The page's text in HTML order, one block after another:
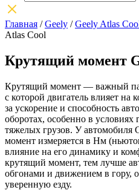
Главная /Geely /Geely Atlas
Atlas Cool
Крутящий момент
Крутящий момент — важный
с которой двигатель влияет на
за ускорение и способность
оборотах, особенно в условиях
тяжелых грузов. У автомобиля
момент измеряется в Нм
влияние на его динамику и
крутящий момент, тем лучше
обгонами и движением в гору,
уверенную езду.